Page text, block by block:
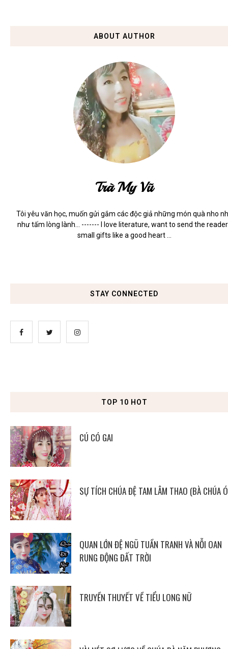
ABOUT AUTHOR
Trà My Vũ
Tôi yêu văn học, muốn gửi gắm các độc giả những món quà nho
như tấm lòng lành... ------- I love literature, want to send the
small gifts like a good heart ...
STAY CONNECTED
TOP 10 HOT
CÚ CÓ GAI
SỰ TÍCH CHÚA ĐỆ TAM LÂM THAO (BÀ CHÚA
QUAN LỚN ĐỆ NGŨ TUẦN TRANH VÀ NỖI OAN
RUNG ĐỘNG ĐẤT TRỜI
TRUYỀN THUYẾT VỀ TIỂU LONG NỮ